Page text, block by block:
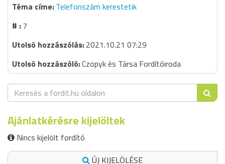
Telefonszám kerestetik
7
2021.10.21 07:29
Czopyk és Társa Fordítóiroda
Ajánlatkérésre kijelöltek
Nincs kijelölt fordító
ÚJ KIJELÖLÉSE